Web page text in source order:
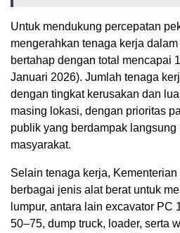
Untuk mendukung percepatan
mengerahkan tenaga kerja
bertahap dengan total mencapai
Januari 2026). Jumlah tenaga
dengan tingkat kerusakan dan
masing lokasi, dengan prioritas
publik yang berdampak langsung
masyarakat.
Selain tenaga kerja,
berbagai jenis alat berat untuk
lumpur, antara lain excavator PC
50–75, dump truck, loader, serta